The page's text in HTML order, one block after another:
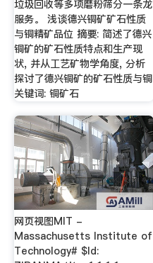
垃圾回收等多项磨粉筛分一条龙
服务。 浅谈德兴铜矿矿石性质
与铜精矿品位 摘要: 简述了德兴
铜矿的矿石性质特点和生产现
状, 并从工艺矿物学角度, 分析
探讨了德兴铜矿的矿石性质与铜
关键词: 铜矿石
网页视图MIT -
Massachusetts Institute of
Technology# $Id: